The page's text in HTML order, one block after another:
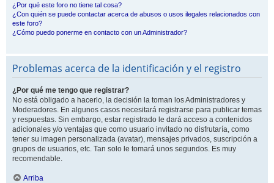
¿Por qué este foro no tiene tal cosa?
¿Con quién se puede contactar acerca de abusos o usos ilegales relacionados con
este foro?
¿Cómo puedo ponerme en contacto con un Administrador?
Problemas acerca de la identificación y el registro
¿Por qué me tengo que registrar?
No está obligado a hacerlo, la decisión la toman los Administradores y
Moderadores. En algunos casos necesitará registrarse para publicar temas
y respuestas. Sin embargo, estar registrado le dará acceso a contenidos
adicionales y/o ventajas que como usuario invitado no disfrutaría, como
tener su imagen personalizada (avatar), mensajes privados, suscripción a
grupos de usuarios, etc. Tan solo le tomará unos segundos. Es muy
recomendable.
Arriba